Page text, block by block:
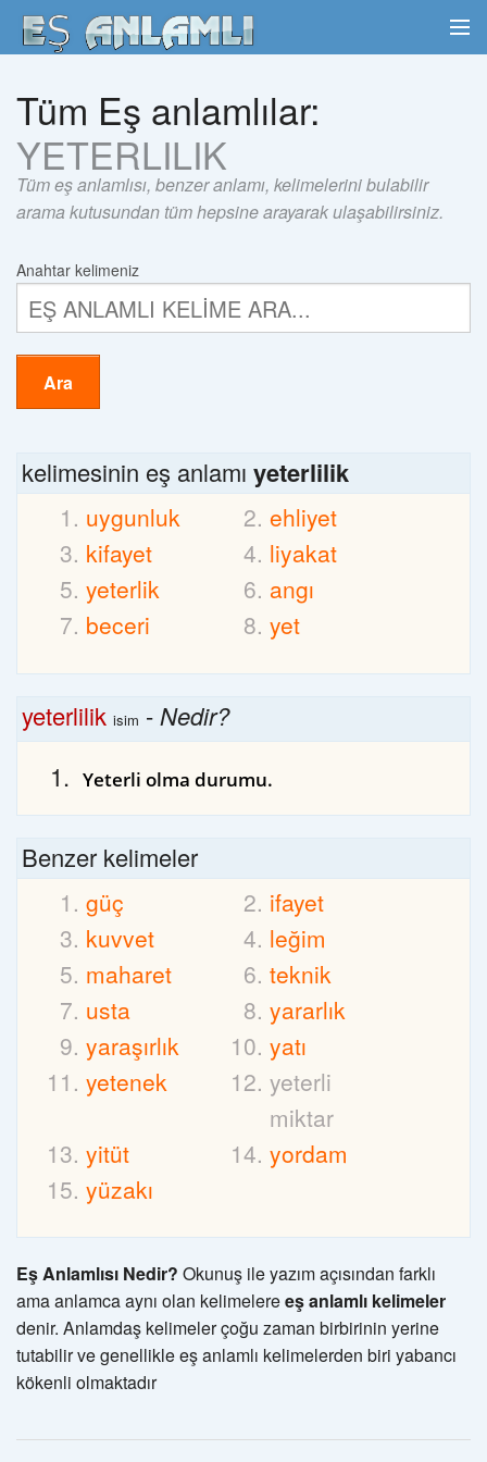
Tüm Eş anlamlılar:
YETERLILIK
Tüm eş anlamlısı, benzer anlamı, kelimelerini bulabilir
arama kutusundan tüm hepsine arayarak ulaşabilirsiniz.
Anahtar kelimeniz
Ara
kelimesinin eş anlamı yeterlilik
uygunluk
ehliyet
kifayet
liyakat
yeterlik
angı
beceri
yet
yeterlilik isim -Nedir?
Yeterli olma durumu.
Benzer kelimeler
güç
ifayet
kuvvet
leğim
maharet
teknik
usta
yararlık
yaraşırlık
yatı
yetenek
yeterli
miktar
yitüt
yordam
yüzakı
Eş Anlamlısı Nedir? Okunuş ile yazım açısından farklı
ama anlamca aynı olan kelimelereeş anlamlı kelimeler
denir. Anlamdaş kelimeler çoğu zaman birbirinin yerine
tutabilir ve genellikle eş anlamlı kelimelerden biri yabancı
kökenli olmaktadır